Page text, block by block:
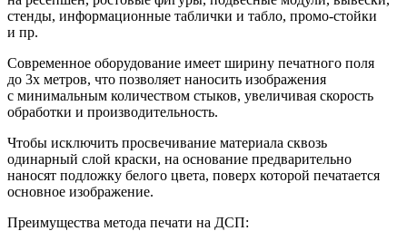
стенды, информационные таблички и табло, промо-стойки
и пр.
Современное оборудование имеет ширину печатного поля
до 3х метров, что позволяет наносить изображения
с минимальным количеством стыков, увеличивая скорость
обработки и производительность.
Чтобы исключить просвечивание материала сквозь
одинарный слой краски, на основание предварительно
наносят подложку белого цвета, поверх которой печатается
основное изображение.
Преимущества метода печати на ДСП: